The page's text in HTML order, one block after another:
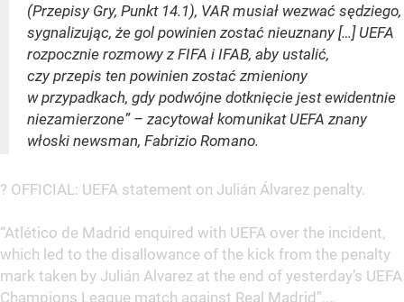
(Przepisy Gry, Punkt 14.1), VAR musiał wezwać sędziego,
sygnalizując, że gol powinien zostać nieuznany […] UEFA
rozpocznie rozmowy z FIFA i IFAB, aby ustalić,
czy przepis ten powinien zostać zmieniony
w przypadkach, gdy podwójne dotknięcie jest ewidentnie
niezamierzone” – zacytował komunikat UEFA znany
włoski newsman, Fabrizio Romano.
? OFFICIAL: UEFA statement on Julián Álvarez penalty.
“Atlético de Madrid enquired with UEFA over the incident,
which led to the disallowance of the kick from the penalty
mark taken by Julián Alvarez at the end of yesterday’s UEFA
Champions League match against Real Madrid”.…